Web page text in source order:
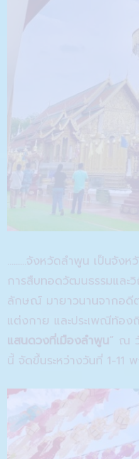
………จังหวัดลำพูน เป็นจัง
การสืบทอดวัฒนธรรมและ
ลักษณ์ มายาวนานจากอดี
แต่งกาย และประเพณีท้อง
แสนดวงที่เมืองลำพูน” ณ
นี้ จัดขึ้นระหว่างวันที่ 1-11